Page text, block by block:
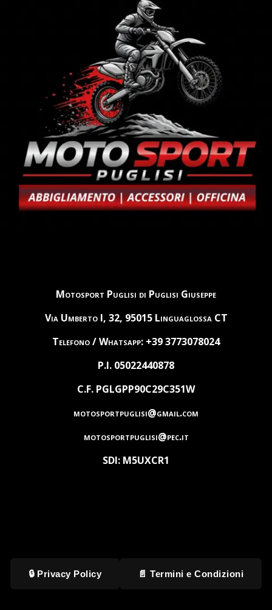
Motosport Puglisi di Puglisi Giuseppe
Via Umberto I, 32, 95015 Linguaglossa CT
Telefono / Whatsapp: +39 3773078024
P.I. 05022440878
C.F. PGLGPP90C29C351W
motosportpuglisi@gmail.com
motosportpuglisi@pec.it
SDI: M5UXCR1
🔒 Privacy Policy 📄 Termini e Condizioni